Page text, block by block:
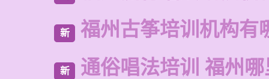
新 福州古筝培训机构有
新 通俗唱法培训 福州